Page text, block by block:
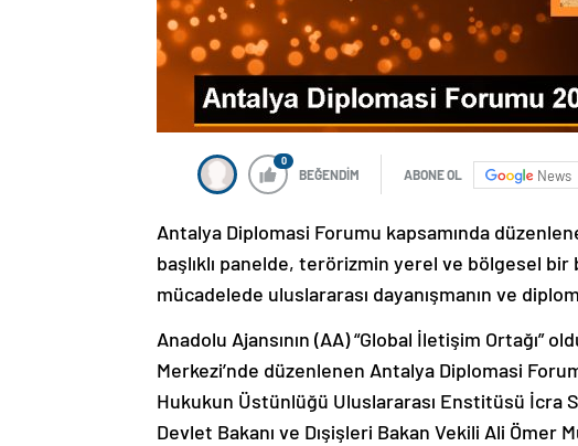
0
BEĞENDİM ABONE OL News
Antalya Diplomasi Forumu kapsamında
başlıklı panelde, terörizmin yerel ve bölgesel
mücadelede uluslararası dayanışmanın ve
Anadolu Ajansının (AA) “Global İletişim Ortağı”
Merkezi’nde düzenlenen Antalya Diplomasi
Hukukun Üstünlüğü Uluslararası Enstitüsü İcra
Devlet Bakanı ve Dışişleri Bakan Vekili Ali Ömer